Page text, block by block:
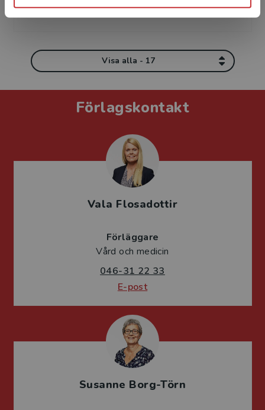
kommunikationsvetenskap och lån...
Visa alla - 17
Förlagskontakt
Vala Flosadottir
Förläggare
Vård och medicin
046-31 22 33
E-post
Susanne Borg-Törn